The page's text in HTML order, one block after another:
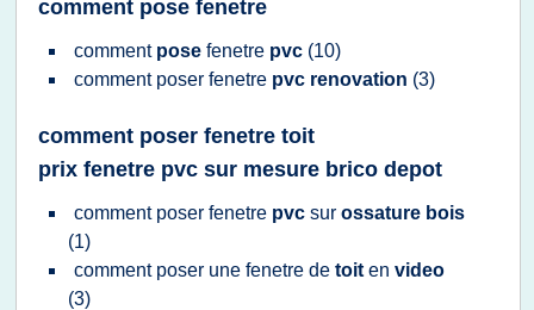
comment pose fenetre
comment pose fenetre pvc (10)
comment poser fenetre pvc renovation (3)
comment poser fenetre toit
prix fenetre pvc sur mesure brico depot
comment poser fenetre pvc sur ossature bois
(1)
comment poser une fenetre de toit en video
(3)